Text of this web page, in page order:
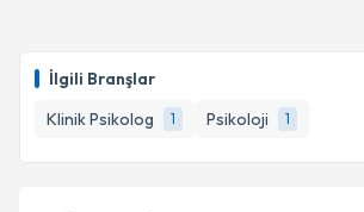
İlgili Branşlar
Klinik Psikolog
1 Psikoloji 1